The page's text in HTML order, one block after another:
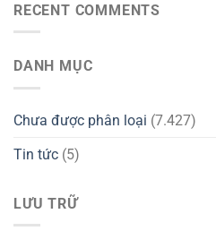
RECENT COMMENTS
DANH MỤC
Chưa được phân loại (7.427)
Tin tức (5)
LƯU TRỮ